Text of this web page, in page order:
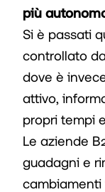
più
Si è passati
controllato
dove è
attivo,
propri tempi
Le aziende
guadagni e
cambiamenti